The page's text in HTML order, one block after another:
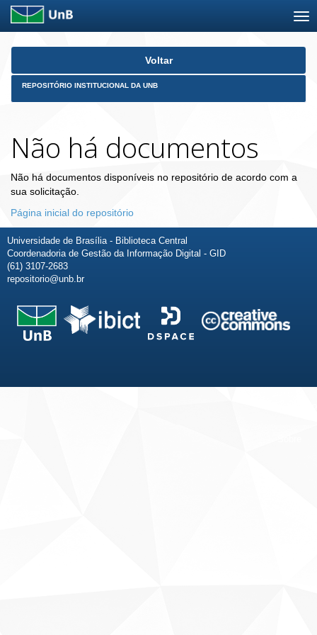
Skip
Voltar
REPOSITÓRIO INSTITUCIONAL DA UNB
Não há documentos
Não há documentos disponíveis no repositório de acordo com a
sua solicitação.
Página inicial do repositório
Universidade de Brasília - Biblioteca Central
Coordenadoria de Gestão da Informação Digital - GID
(61) 3107-2683
repositorio@unb.br